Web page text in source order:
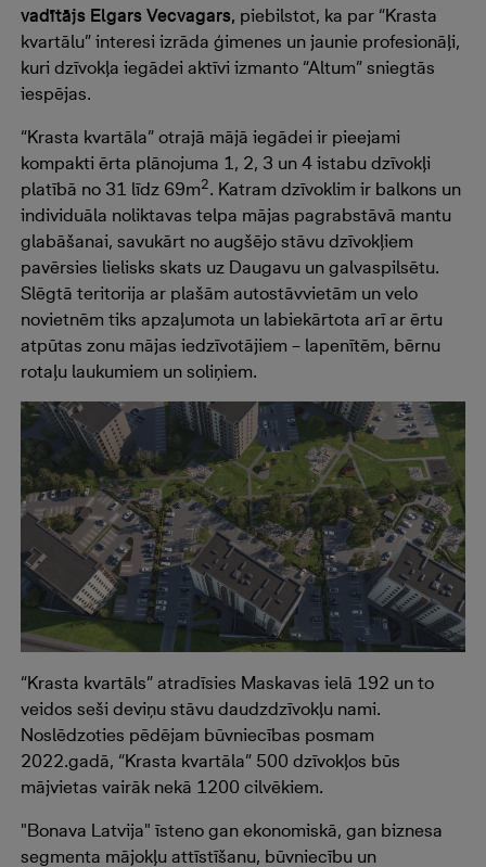
vadītājs Elgars Vecvagars, piebilstot, ka par “Krasta
kvartālu” interesi izrāda ģimenes un jaunie profesionāļi,
kuri dzīvokļa iegādei aktīvi izmanto “Altum” sniegtās
iespējas.
“Krasta kvartāla” otrajā mājā iegādei ir pieejami
kompakti ērta plānojuma 1, 2, 3 un 4 istabu dzīvokļi
platībā no 31 līdz 69m2. Katram dzīvoklim ir balkons un
individuāla noliktavas telpa mājas pagrabstāvā mantu
glabāšanai, savukārt no augšējo stāvu dzīvokļiem
pavērsies lielisks skats uz Daugavu un galvaspilsētu.
Slēgtā teritorija ar plašām autostāvvietām un velo
novietnēm tiks apzaļumota un labiekārtota arī ar ērtu
atpūtas zonu mājas iedzīvotājiem – lapenītēm, bērnu
rotaļu laukumiem un soliņiem.
“Krasta kvartāls” atradīsies Maskavas ielā 192 un to
veidos seši deviņu stāvu daudzdzīvokļu nami.
Noslēdzoties pēdējam būvniecības posmam
2022.gadā, “Krasta kvartāla” 500 dzīvokļos būs
mājvietas vairāk nekā 1200 cilvēkiem.
"Bonava Latvija" īsteno gan ekonomiskā, gan biznesa
segmenta mājokļu attīstīšanu, būvniecību un